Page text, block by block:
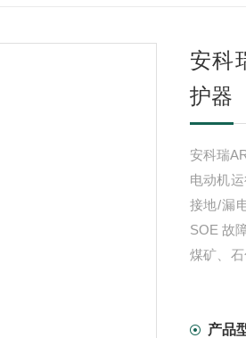
安科
护器
安科瑞
电动机
接地/漏
SOE 故
煤矿、
产品